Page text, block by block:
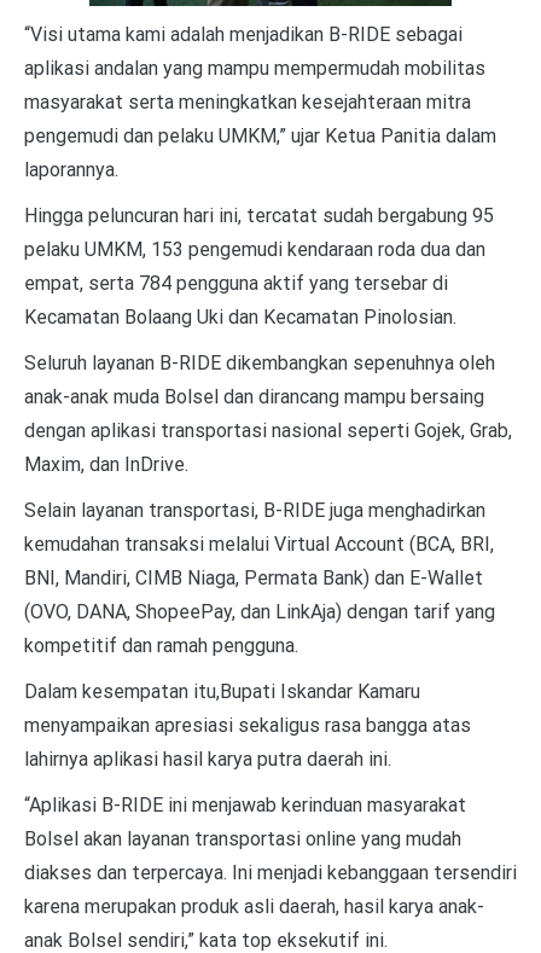
“Visi utama kami adalah menjadikan B-RIDE sebagai
aplikasi andalan yang mampu mempermudah mobilitas
masyarakat serta meningkatkan kesejahteraan mitra
pengemudi dan pelaku UMKM,” ujar Ketua Panitia dalam
laporannya.
Hingga peluncuran hari ini, tercatat sudah bergabung 95
pelaku UMKM, 153 pengemudi kendaraan roda dua dan
empat, serta 784 pengguna aktif yang tersebar di
Kecamatan Bolaang Uki dan Kecamatan Pinolosian.
Seluruh layanan B-RIDE dikembangkan sepenuhnya oleh
anak-anak muda Bolsel dan dirancang mampu bersaing
dengan aplikasi transportasi nasional seperti Gojek, Grab,
Maxim, dan InDrive.
Selain layanan transportasi, B-RIDE juga menghadirkan
kemudahan transaksi melalui Virtual Account (BCA, BRI,
BNI, Mandiri, CIMB Niaga, Permata Bank) dan E-Wallet
(OVO, DANA, ShopeePay, dan LinkAja) dengan tarif yang
kompetitif dan ramah pengguna.
Dalam kesempatan itu,Bupati Iskandar Kamaru
menyampaikan apresiasi sekaligus rasa bangga atas
lahirnya aplikasi hasil karya putra daerah ini.
“Aplikasi B-RIDE ini menjawab kerinduan masyarakat
Bolsel akan layanan transportasi online yang mudah
diakses dan terpercaya. Ini menjadi kebanggaan tersendiri
karena merupakan produk asli daerah, hasil karya anak-
anak Bolsel sendiri,” kata top eksekutif ini.